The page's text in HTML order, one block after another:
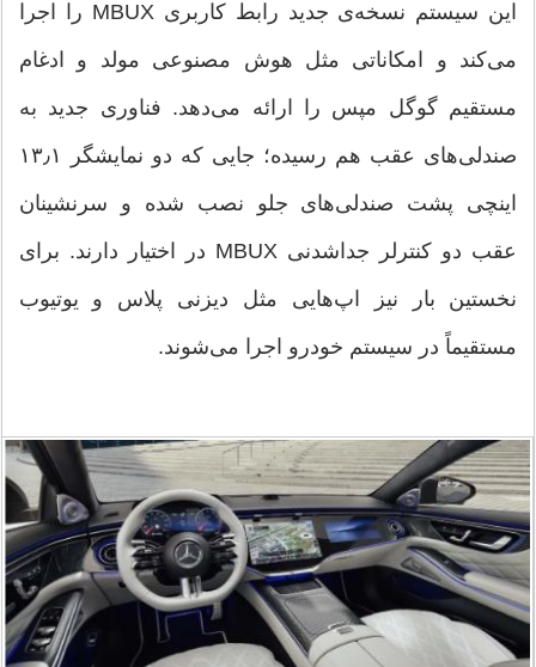
این سیستم نسخه‌ی جدید رابط کاربری MBUX را اجرا
می‌کند و امکاناتی مثل هوش مصنوعی مولد و ادغام
مستقیم گوگل مپس را ارائه می‌دهد. فناوری جدید به
صندلی‌های عقب هم رسیده؛ جایی که دو نمایشگر ۱۳٫۱
اینچی پشت صندلی‌های جلو نصب شده و سرنشینان
عقب دو کنترلر جداشدنی MBUX در اختیار دارند. برای
نخستین بار نیز اپ‌هایی مثل دیزنی پلاس و یوتیوب
مستقیماً در سیستم خودرو اجرا می‌شوند.